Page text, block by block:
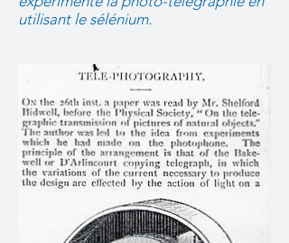
utilisant le sélénium.